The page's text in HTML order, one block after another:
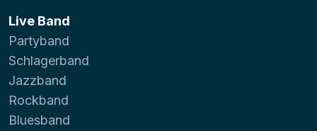
Live Band
Partyband
Schlagerband
Jazzband
Rockband
Bluesband